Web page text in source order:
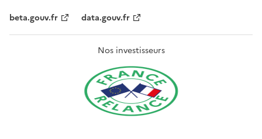
beta.gouv.fr
data.gouv.fr
Nos investisseurs